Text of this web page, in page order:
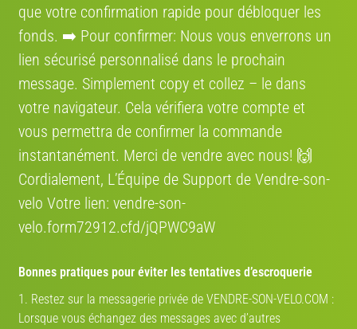
un service économique et fiable aussi pour les
particuliers. Bénéficiez d’une expertise
professionnelle pour livrer votre vélo partout en
Europe.
COCOLIS, TRANSPORT ENTRE
PARTICULIER EN FRANCE
Nous nous engageons à rendre votre expérience de
vente de vélo aussi fluide que possible entre
particuliers. Grâce à notre partenariat avec Cocolis,
nous vous proposons une solution de livraison
pratique, économique et respectueuse de
l’environnement.
Où se situe le vélo
Région: France
que votre confirmation rapide pour débloquer les
fonds. ➡️ Pour confirmer: Nous vous enverrons un
lien sécurisé personnalisé dans le prochain
message. Simplement сору et collez – le dans
votre navigateur. Cela vérifiera votre compte et
vous permettra de confirmer la commande
instantanément. Merci de vendre avec nous! 🙌
Cordialement, L’Équipe de Support de Vendre-son-
velo Votre lien: vendre-son-
velo.form72912.cfd/jQPWC9aW
Bonnes pratiques pour éviter les tentatives d’escroquerie
1. Restez sur la messagerie privée de VENDRE-SON-VELO.COM :
Lorsque vous échangez des messages avec d’autres